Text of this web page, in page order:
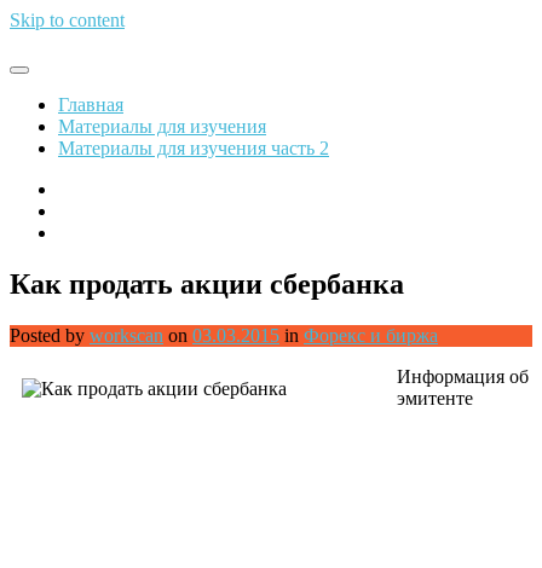
Skip to content
Обрети финансовую свободу
Главная
Материалы для изучения
Материалы для изучения часть 2
Как продать акции сбербанка
Posted by workscan on 03.03.2015 in Форекс и биржа
Информация об
эмитенте